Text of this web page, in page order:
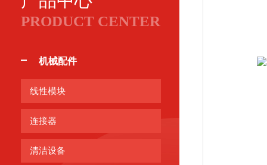
PRODUCT CENTER
机械配件
线性模块
连接器
清洁设备